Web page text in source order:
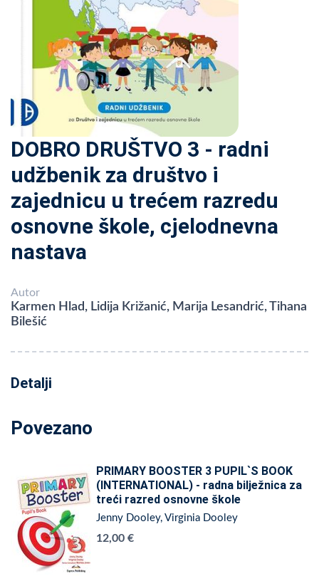
DOBRO DRUŠTVO 3 - radni
udžbenik za društvo i
zajednicu u trećem razredu
osnovne škole, cjelodnevna
nastava
Autor
Karmen Hlad, Lidija Križanić, Marija Lesandrić, Tihana
Bilešić
Detalji
Povezano
PRIMARY BOOSTER 3 PUPIL`S BOOK
(INTERNATIONAL) - radna bilježnica za
treći razred osnovne škole
Jenny Dooley, Virginia Dooley
12,00 €